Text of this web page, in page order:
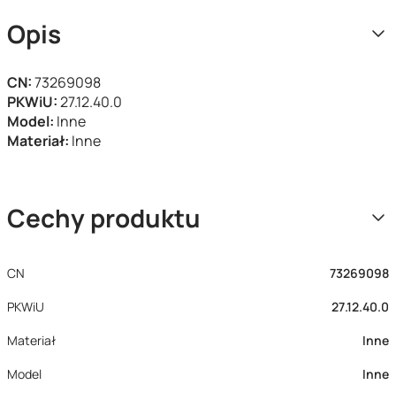
Opis
CN:73269098
PKWiU:27.12.40.0
Model: Inne
Materiał: Inne
Cechy produktu
CN
73269098
PKWiU
27.12.40.0
Materiał
Inne
Model
Inne